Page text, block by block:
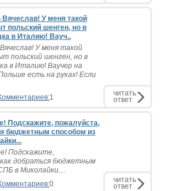
У меня такой
польский шенген, но в
в Италию! Вауч..
У меня такой
польский шенген, но в
в Италию! Ваучер на
есть на руках! Если
1 читать
ответ
Подскажите, пожалуйста,
бюджетным способом из
Подскажите,
добраться бюджетным
в Миколайки....
0 читать
ответ